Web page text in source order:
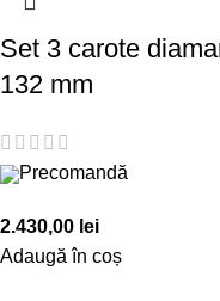
Set 3 carote
132 mm
Precomandă
2.430,00 lei
Adaugă în coș